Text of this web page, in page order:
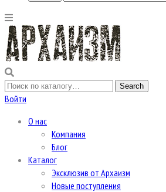
Войти
О нас
Компания
Блог
Каталог
Эксклюзив от Архаизм
Новые поступления